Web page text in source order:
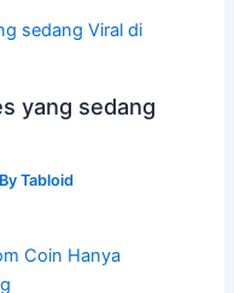
yang sedang
Tabloid